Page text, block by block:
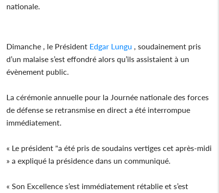
nationale.
Dimanche , le Président Edgar Lungu , soudainement pris
d’un malaise s’est effondré alors qu’ils assistaient à un
évènement public.
La cérémonie annuelle pour la Journée nationale des forces
de défense se retransmise en direct a été interrompue
immédiatement.
« Le président "a été pris de soudains vertiges cet après-midi
» a expliqué la présidence dans un communiqué.
« Son Excellence s’est immédiatement rétablie et s’est